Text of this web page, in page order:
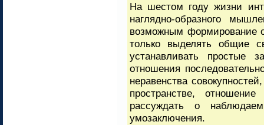
На шестом году жизни
наглядно-образного
возможным формирование
только выделять общие
устанавливать простые
отношения
неравенства
пространстве,
рассуждать о
умозаключения.